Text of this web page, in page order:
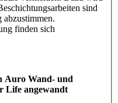
sind
abzustimmen.
finden sich
Auro Wand- und
Life angewandt